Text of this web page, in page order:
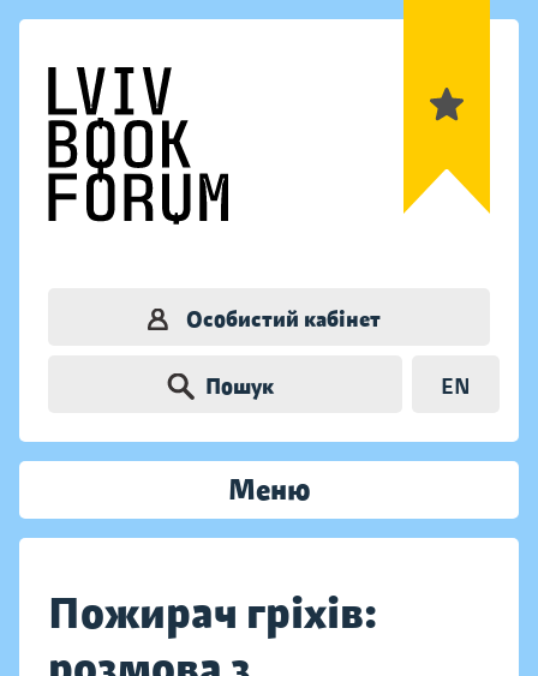
Особистий кабінет
Пошук EN
Меню
Пожирач гріхів: